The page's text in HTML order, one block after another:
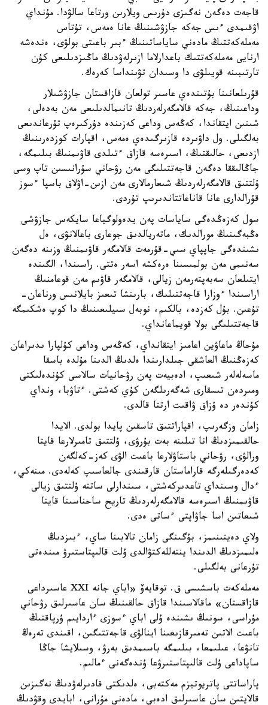
قاجەت دەگەن نەگىزى دۇرىس ويلارىن ورتاعا سالۋدا. مۇنداي
اۋقىمدى ءىس جەكە جازۋشىنىڭ عانا ەمەس، تۇتاس
مەملەكەتتىڭ مادەني ساياساتىنىڭ ءبىر باعىتى بولۋى، ەندەشە
ارنايى مەملەكەتتىك باعدارلاما ازىرلەۋدىڭ ماڭىزدىلىعى كۇن
تارتىبىنە قويىلۋى دا وسىدان تۋىنداسا كەرەك.
قۇرىلعانىنا بۇتىندەي عاسىر تولعان قازاقستان جازۋشىلار
وداعىنىڭ، جەكە قالامگەرلەردىڭ تانىمالدىلىعى مەن بەدەلى،
شىنىن ايتقاندا، كەڭەس وداعى كەزىندە دۇركىرەپ تۇرعاندىعى
بەلگىلى. ول داۋىردە قازىرگىدەي ەمەس، اقپارات كوزدەرىنىڭ
ازدىعى، حالىقتىڭ، اسىرەسە قازاق ءتىلدى قاۋىمنىڭ بىلىمگە،
جاڭالىققا دەگەن قاجەتتىلىگى مەن رۋحاني سۇرانىسىن تاپ وسى
ۇلتتىق قالامگەرلەردىڭ شىعارمالارى مەن ازىن-اۋلاق باسپا ءسوز
قۇرالدارى عانا قاناعاتتاندىرىپ تۇردى.
سول كەزەڭدەگى ساياسات پەن يدەولوگياعا سايكەس جازۋشى
ەڭبەگىنىڭ مورالدىك، ماتەريالدىق جوعارى باعالانۋى، ەل
ىشىندەگى جاپپاي سىي-قۇرمەت قالامگەر قاۋىمنىڭ وزىنە دەگەن
سەنىمى مەن بولمىسىنا ەرەكشە اسەر ەتتى. راسىندا، الگىندە
ايتىلعان سەبەپتەرمەن زيالى، قالامگەر قاۋىم مەن قوعامنىڭ
اراسىندا ءوزارا قاجەتتىلىك، بارىنشا تىعىز بايلانىس ورناعان-
تۇعىن. بۇل كەزدە، بالكىم، نوبەل سىيلىعىنىڭ دا كوپ ەشكىمگە
قاجەتتىلىگى بولا قويماعانداي.
مۇحاڭ ماعاۋين اعامىز ايتقانداي، كەڭەس وداعى كۇلپارا ىدىراعان
كەزەڭنىڭ العاشقى جىلدارىندا ەلدىڭ الدىنا مۇلدە باسقا
ماسەلەلەر شىعىپ، ادەبيەت پەن رۋحانيات سالاسى كۇندەلىكتى
ومىردەن تىسقارى شەگەرىلگەن كۇي كەشتى. ءتاۋبا، ونداي
كۇندەر دە ۇزاق ۋاقىت ارتتا قالدى.
زامان وزگەرىپ، اقپاراتتىق تاسقىن پايدا بولدى. الايدا
حالقىمىزدىڭ انا تىلىنە بەت بۇرۋى، ۇلتتىق تامىرلارعا قايتا
ورالۋى، رۋحاني باستاۋلارعا باعىت الۋى كەز-كەلگەن
كەدەرگىلەرگە قاراماستان قارقىندى جالعاسىپ كەلەدى. مىنەكي،
ءدال وسىنداي تاعدىركەشتى، سىندارلى ساتتە ۇلتتىق زيالى
قاۋىمنىڭ اسىرەسە قالامگەرلەردىڭ تاريح ساحناسىنا قايتا
شىعاتىن اسا جاۋاپتى ءساتى ەدى.
ولاي دەيتىنىمز، بۇگىنگى زامان تالابىنا ساي، ءبىزدىڭ
ەلىمىزدىڭ الدىندا ينتەللەكتۋالدى ۇلت قالىپتاستىرۋ مىندەتى
تۇرعانى بەلگىلى.
مەملەكەت باسشىسى ق. توقايەۆ «اباي جانە XXI عاسىرداعى
قازاقستان» ماقالاسىندا قازاق حالقىنىڭ سان عاسىرلىق رۋحاني
مۇراسى، سونىڭ ىشىندە ۇلى اباي ءسوزى ءاردايىم ۇرپاقتىڭ
باعىت الاتىن تەمىرقازىعىنا اينالۋى قاجەتتىگىن، اقىندى تەرەڭ
تانۋعا، عىلىمعا، بىلىمگە باسىمدىق بەرۋ، وسىلايشا جاڭا
ساپاداعى ۇلت قالىپتاستىرۋعا ۇندەگەنى ءمالىم.
پاراساتتى پاتريوتيزم مەكتەبى، ەلدىكتى قادىرلەۋدىڭ نەگىزىن
قالايتىن سان عاسىرلىق ادەبي، مادەني مۇرانى، ابايدى وقۋدىڭ